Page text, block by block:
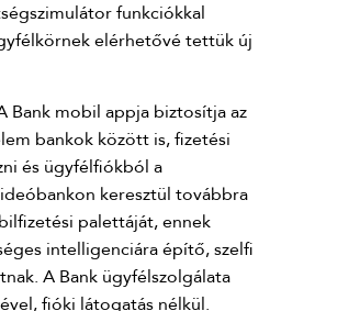
funkciókkal
elérhetővé tettük új
Bank mobil appja biztosítja az
bankok között is, fizetési
és ügyfélfiókból a
keresztül továbbra
palettáját, ennek
intelligenciára építő, szelfi
A Bank ügyfélszolgálata
fióki látogatás nélkül.